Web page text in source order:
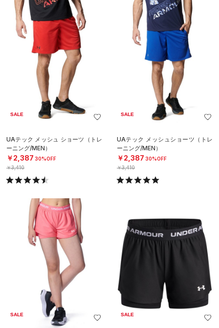
SALE
UAテック メッシュ ショーツ（トレ
ーニング/MEN）
￥2,387 30%OFF
￥3,410
SALE
UAテック メッシュショーツ（トレ
ーニング/MEN）
￥2,387 30%OFF
￥3,410
SALE SALE